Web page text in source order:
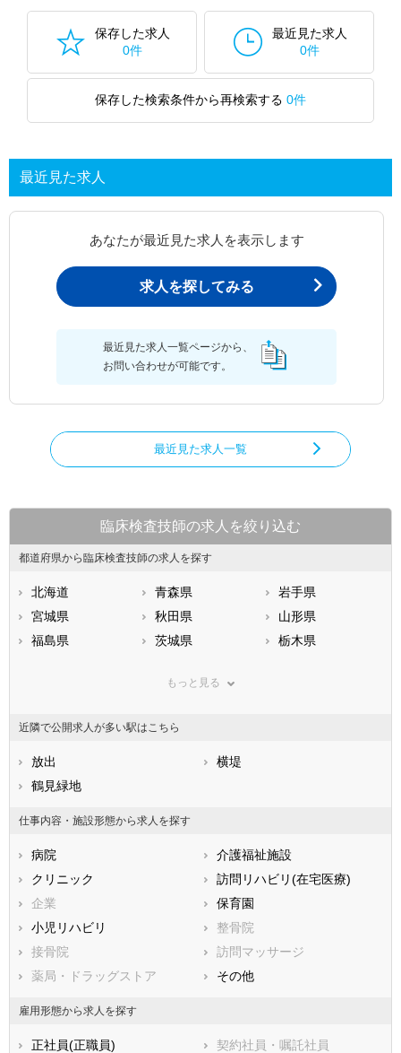
保存した求人
0件
最近見た求人
0件
保存した検索条件から再検索する 0件
最近見た求人
あなたが最近見た求人を表示します
求人を探してみる
最近見た求人一覧ページから、
お問い合わせが可能です。
最近見た求人一覧
臨床検査技師の求人を絞り込む
都道府県から臨床検査技師の求人を探す
北海道 青森県
岩手県
宮城県
秋田県
山形県
福島県
茨城県
栃木県
神奈川県
石川県
福井県
静岡県
滋賀県
広島県
徳島県
香川県
高知県
福岡県
熊本県
鹿児島県
もっと見る
近隣で公開求人が多い駅はこちら
放出
横堤
鶴見緑地
仕事内容・施設形態から求人を探す
病院
介護福祉施設
クリニック
訪問リハビリ(在宅医療)
企業
保育園
小児リハビリ
整骨院
接骨院
訪問マッサージ
薬局・ドラッグストア
その他
雇用形態から求人を探す
正社員(正職員)
契約社員・嘱託社員